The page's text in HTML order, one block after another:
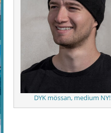
DYK mössan, medium NY!